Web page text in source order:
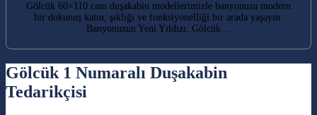
Gölcük 60×110 cam duşakabin modellerimizle banyonuza modern
bir dokunuş katın, şıklığı ve fonksiyonelliği bir arada yaşayın.
Banyonuzun Yeni Yıldızı: Gölcük…
Gölcük 1 Numaralı Duşakabin
Tedarikçisi